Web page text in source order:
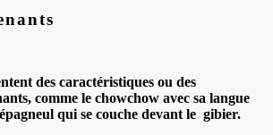
des caractéristiques ou des
comme le chowchow avec sa langue
qui se couche devant le gibier.